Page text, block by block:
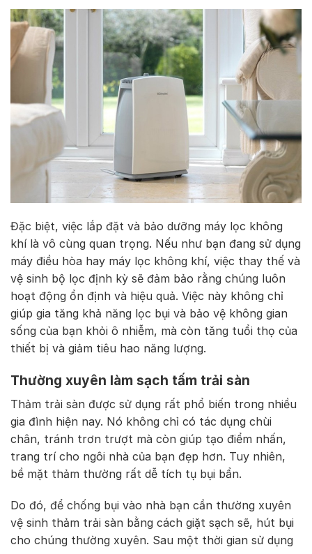
Đặc biệt, việc lắp đặt và bảo dưỡng máy lọc không
khí là vô cùng quan trọng. Nếu như bạn đang sử dụng
máy điều hòa hay máy lọc không khí, việc thay thế và
vệ sinh bộ lọc định kỳ sẽ đảm bảo rằng chúng luôn
hoạt động ổn định và hiệu quả. Việc này không chỉ
giúp gia tăng khả năng lọc bụi và bảo vệ không gian
sống của bạn khỏi ô nhiễm, mà còn tăng tuổi thọ của
thiết bị và giảm tiêu hao năng lượng.
Thường xuyên làm sạch tấm trải sàn
Thảm trải sàn được sử dụng rất phổ biến trong nhiều
gia đình hiện nay. Nó không chỉ có tác dụng chùi
chân, tránh trơn trượt mà còn giúp tạo điểm nhấn,
trang trí cho ngôi nhà của bạn đẹp hơn. Tuy nhiên,
bề mặt thảm thường rất dễ tích tụ bụi bẩn.
Do đó, để chống bụi vào nhà bạn cần thường xuyên
vệ sinh thảm trải sàn bằng cách giặt sạch sẽ, hút bụi
cho chúng thường xuyên. Sau một thời gian sử dụng